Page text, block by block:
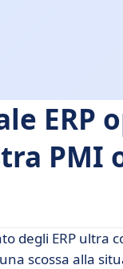
ERP
PMI
degli ERP ultra
scossa alla